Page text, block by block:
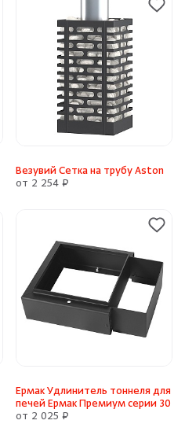
Везувий Сетка на трубу Aston
от 2 254 ₽
Ермак Удлинитель тоннеля для
печей Ермак Премиум серии 30
от 2 025 ₽